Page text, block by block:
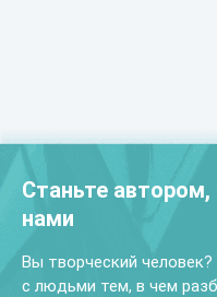
Станьте
нами
Вы творческий
с людьми тем, в чем